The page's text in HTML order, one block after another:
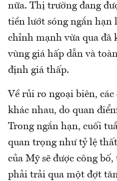
nữa. Thị trường đang
tiền lướt sóng ngắn hạn
chỉnh mạnh vừa qua đã
vùng giá hấp dẫn và
định giá thấp.
Về rủi ro ngoại biên,
khác nhau, do quan
Trong ngắn hạn, cuối
quan trọng như tỷ lệ
của Mỹ sẽ được công
phải trải qua một đợt